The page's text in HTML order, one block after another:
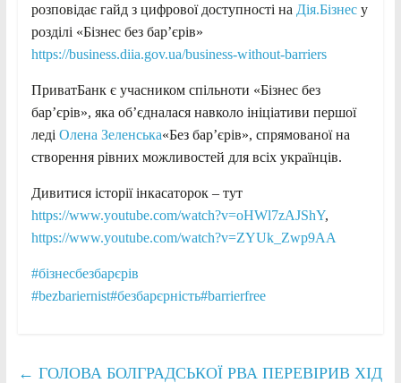
розповідає гайд з цифрової доступності на Дія.Бізнесу
розділі «Бізнес без барʼєрів»
https://business.diia.gov.ua/business-without-barriers
ПриватБанк є учасником спільноти «Бізнес без
бар’єрів», яка об’єдналася навколо ініціативи першої
леді Олена Зеленська«Без бар’єрів», спрямованої на
створення рівних можливостей для всіх українців.
Дивитися історії інкасаторок – тут
https://www.youtube.com/watch?v=oHWl7zAJShY,
https://www.youtube.com/watch?v=ZYUk_Zwp9AA
#бізнесбезбарєрів
#bezbariernist#безбарєрність#barrierfree
← ГОЛОВА БОЛГРАДСЬКОЇ РВА ПЕРЕВІРИВ ХІД